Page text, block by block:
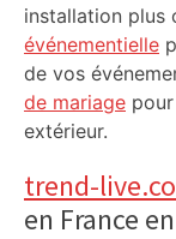
installation plus
événementielle
de vos
de mariage
extérieur.
trend-
en France